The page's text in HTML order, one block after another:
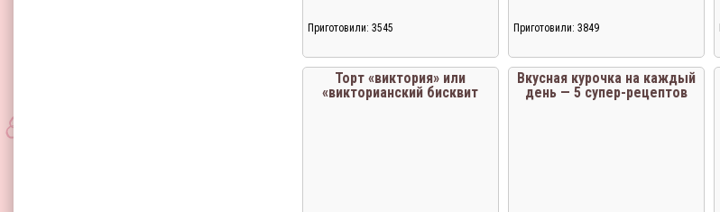
Загрузка... Загрузка...
Приготовили: 3545 Приготовили: 3849
Торт «виктория» или
«викторианский бисквит
Вкусная курочка на каждый
день — 5 супер-рецептов